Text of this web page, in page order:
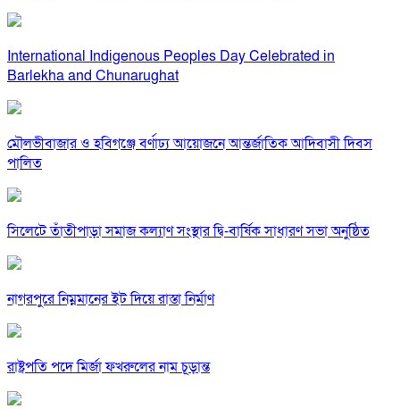
International Indigenous Peoples Day Celebrated in
Barlekha and Chunarughat
মৌলভীবাজার ও হবিগঞ্জে বর্ণাঢ্য আয়োজনে আন্তর্জাতিক আদিবাসী দিবস
পালিত
সিলেটে তাঁতীপাড়া সমাজ কল্যাণ সংস্থার দ্বি-বার্ষিক সাধারণ সভা অনুষ্ঠিত
নাগরপুরে নিম্নমানের ইট দিয়ে রাস্তা নির্মাণ
রাষ্ট্রপতি পদে মির্জা ফখরুলের নাম চূড়ান্ত